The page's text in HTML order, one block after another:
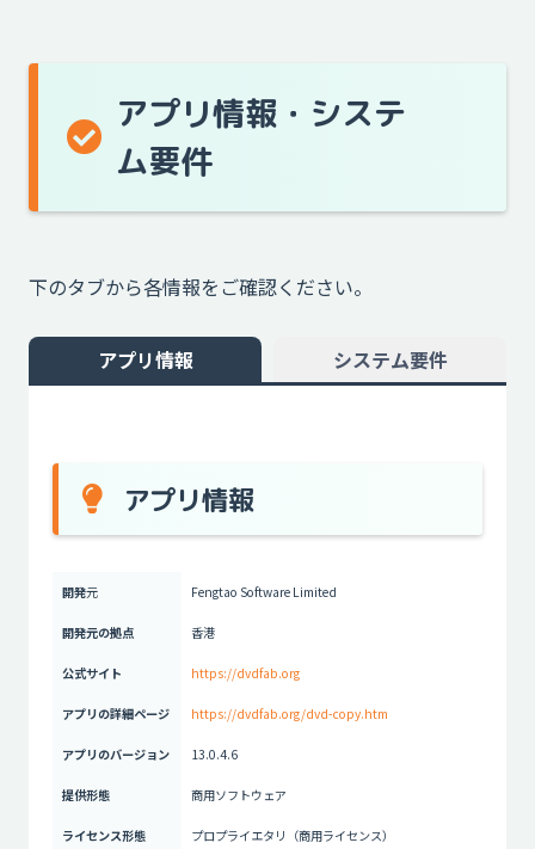
アプリ情報・システ
ム要件
下のタブから各情報をご確認ください。
アプリ情報 システム要件
アプリ情報
開発元 Fengtao Software Limited
開発元の拠点 香港
公式サイト https://dvdfab.org
アプリの詳細ページ https://dvdfab.org/dvd-copy.htm
アプリのバージョン 13.0.4.6
提供形態 商用ソフトウェア
ライセンス形態 プロプライエタリ（商用ライセンス）